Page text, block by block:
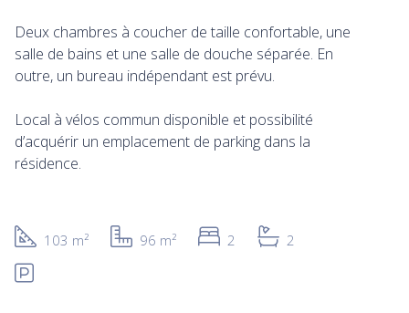
Deux chambres à coucher de taille confortable, une
salle de bains et une salle de douche séparée. En
outre, un bureau indépendant est prévu.
Local à vélos commun disponible et possibilité
d’acquérir un emplacement de parking dans la
résidence.
103 m² 96 m² 2 2